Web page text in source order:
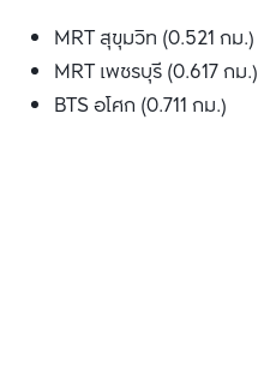
MRT สุขุมวิท (0.521 กม.)
MRT เพชรบุรี (0.617 กม.)
BTS อโศก (0.711 กม.)